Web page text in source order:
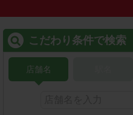
こだわり条件で検索
店舗名